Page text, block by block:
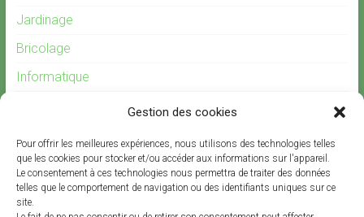
Gestion des cookies
Pour offrir les meilleures expériences, nous utilisons des technologies telles
que les cookies pour stocker et/ou accéder aux informations sur l'appareil.
Le consentement à ces technologies nous permettra de traiter des données
telles que le comportement de navigation ou des identifiants uniques sur ce
site.
Jardinage
Bricolage
Informatique
Offre d’emploi garde d’enfants